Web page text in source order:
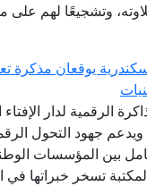
وتشجيعًا لهم
يوقعان مذكرة
الرقمية لدار
ويدعم جهود التحول
بين المؤسسات
تسخر خبراتها في